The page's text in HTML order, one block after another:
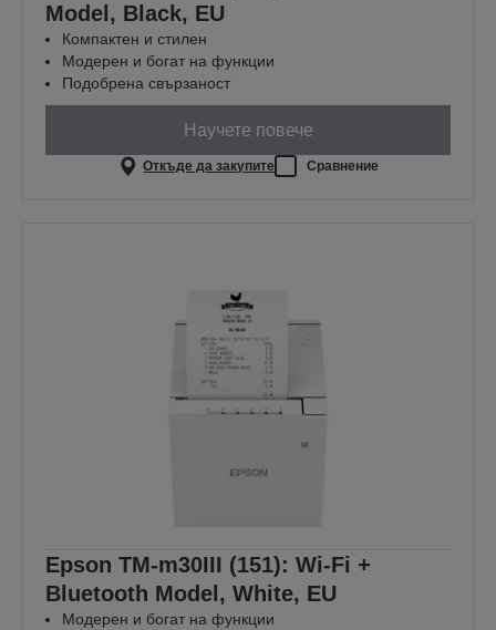
Model, Black, EU
Компактен и стилен
Модерен и богат на функции
Подобрена свързаност
Научете повече
Откъде да закупите Сравнение
Epson TM-m30III (151): Wi-Fi +
Bluetooth Model, White, EU
Модерен и богат на функции